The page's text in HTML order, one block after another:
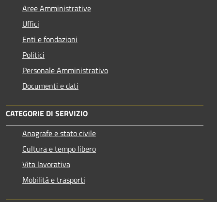
Aree Amministrative
Uffici
Enti e fondazioni
Politici
Personale Amministrativo
Documenti e dati
CATEGORIE DI SERVIZIO
Anagrafe e stato civile
Cultura e tempo libero
Vita lavorativa
Mobilità e trasporti